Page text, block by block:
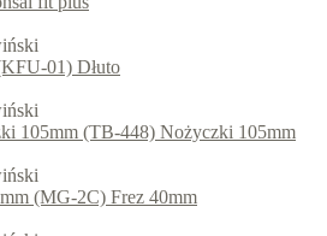
01) Dłuto
(TB-448) Nożyczki 105mm
(MG-2C) Frez 40mm